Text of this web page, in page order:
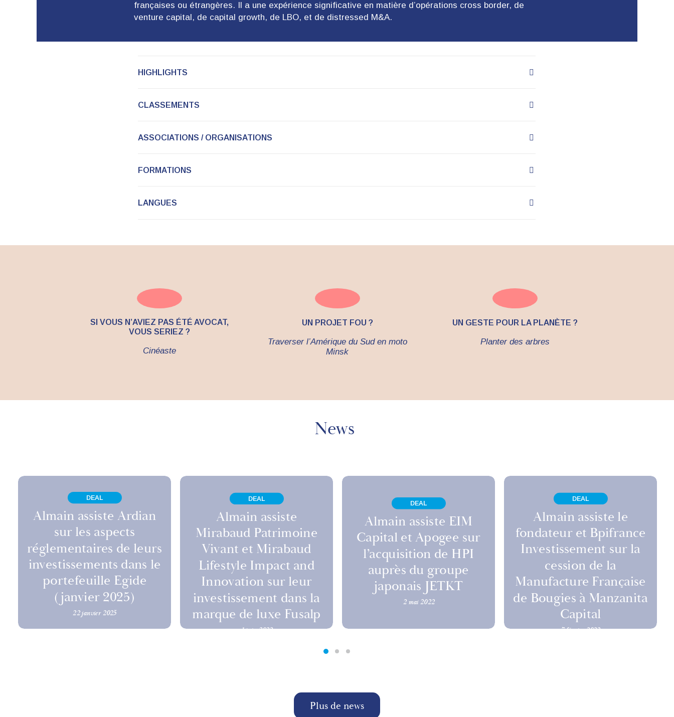
françaises ou étrangères. Il a une expérience significative en matière d’opérations cross border, de
venture capital, de capital growth, de LBO, et de distressed M&A.
HIGHLIGHTS
CLASSEMENTS
ASSOCIATIONS / ORGANISATIONS
FORMATIONS
LANGUES
SI VOUS N’AVIEZ PAS ÉTÉ AVOCAT,
VOUS SERIEZ ?
Cinéaste
UN PROJET FOU ?
Traverser l’Amérique du Sud en moto
Minsk
UN GESTE POUR LA PLANÈTE ?
Planter des arbres
News
DEAL
Almain assiste Ardian
sur les aspects
réglementaires de leurs
investissements dans le
portefeuille Egide
(janvier 2025)
22 janvier 2025
DEAL
Almain assiste
Mirabaud Patrimoine
Vivant et Mirabaud
Lifestyle Impact and
Innovation sur leur
investissement dans la
marque de luxe Fusalp
1 juin 2022
DEAL
Almain assiste EIM
Capital et Apogee sur
l’acquisition de HPI
auprès du groupe
japonais JETKT
2 mai 2022
DEAL
Almain assiste le
fondateur et Bpifrance
Investissement sur la
cession de la
Manufacture Française
de Bougies à Manzanita
Capital
7 février 2022
Plus de news